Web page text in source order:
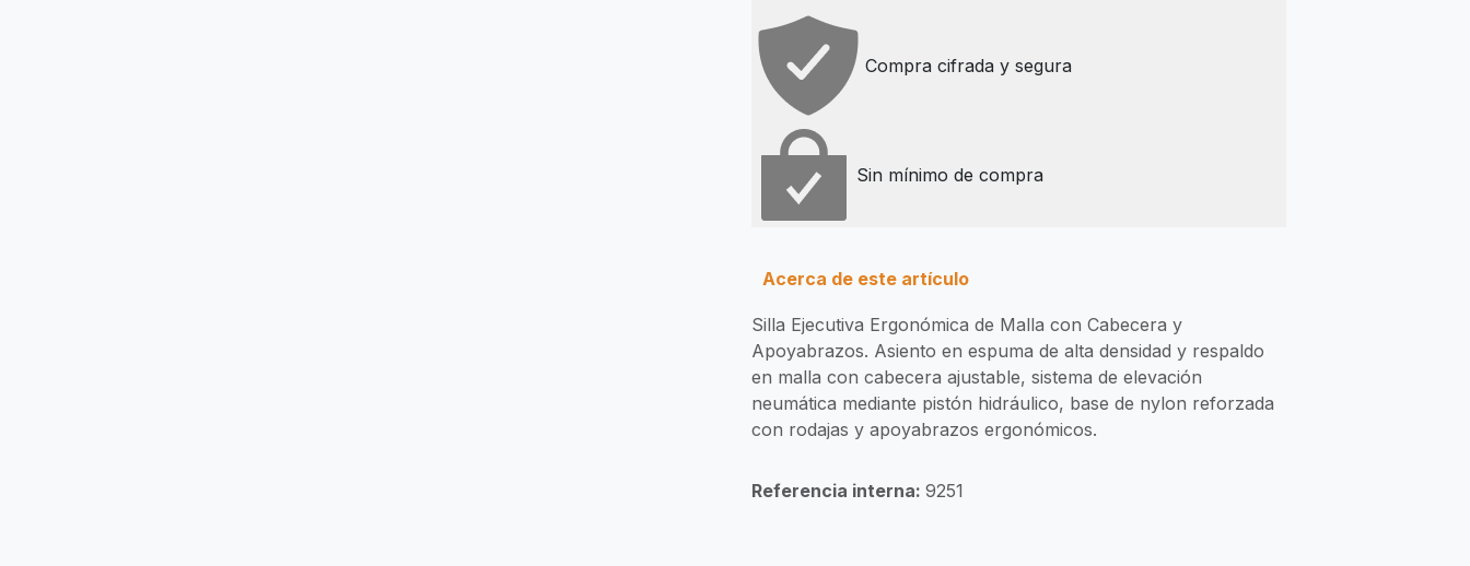
Compra cifrada y segura
Sin mínimo de compra
Acerca de este artículo
Silla Ejecutiva Ergonómica de Malla con Cabecera y
Apoyabrazos. Asiento en espuma de alta densidad y respaldo
en malla con cabecera ajustable, sistema de elevación
neumática mediante pistón hidráulico, base de nylon reforzada
con rodajas y apoyabrazos ergonómicos.
Referencia interna: 9251